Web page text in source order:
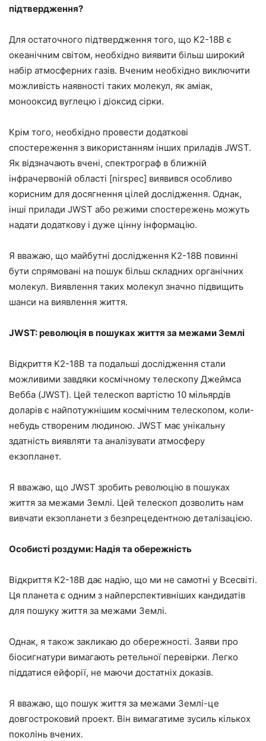
підтвердження?
Для остаточного підтвердження того, що K2-18B є
океанічним світом, необхідно виявити більш широкий
набір атмосферних газів. Вченим необхідно виключити
можливість наявності таких молекул, як аміак,
монооксид вуглецю і діоксид сірки.
Крім того, необхідно провести додаткові
спостереження з використанням інших приладів JWST.
Як відзначають вчені, спектрограф в ближній
інфрачервоній області [nirspec] виявився особливо
корисним для досягнення цілей дослідження. Однак,
інші прилади JWST або режими спостережень можуть
надати додаткову і дуже цінну інформацію.
Я вважаю, що майбутні дослідження K2-18B повинні
бути спрямовані на пошук більш складних органічних
молекул. Виявлення таких молекул значно підвищить
шанси на виявлення життя.
JWST: революція в пошуках життя за межами Землі
Відкриття K2-18B та подальші дослідження стали
можливими завдяки космічному телескопу Джеймса
Вебба (JWST). Цей телескоп вартістю 10 мільярдів
доларів є найпотужнішим космічним телескопом, коли-
небудь створеним людиною. JWST має унікальну
здатність виявляти та аналізувати атмосферу
екзопланет.
Я вважаю, що JWST зробить революцію в пошуках
життя за межами Землі. Цей телескоп дозволить нам
вивчати екзопланети з безпрецедентною деталізацією.
Особисті роздуми: Надія та обережність
Відкриття K2-18B дає надію, що ми не самотні у Всесвіті.
Ця планета є одним з найперспективніших кандидатів
для пошуку життя за межами Землі.
Однак, я також закликаю до обережності. Заяви про
біосигнатури вимагають ретельної перевірки. Легко
піддатися ейфорії, не маючи достатніх доказів.
Я вважаю, що пошук життя за межами Землі-це
довгостроковий проект. Він вимагатиме зусиль кількох
поколінь вчених.